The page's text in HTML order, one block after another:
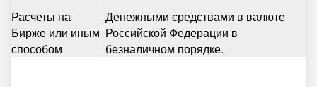
Расчеты на
Бирже или иным
способом
Денежными средствами в валюте
Российской Федерации в
безналичном порядке.